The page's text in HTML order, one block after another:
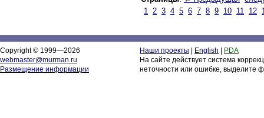
1 2 3 4 5 6 7 8 9 10 11 12
Copyright © 1999—2026
webmaster@murman.ru
Размещение информации
Наши проекты English
PDA
На сайте действует система
неточности или ошибке, выделите